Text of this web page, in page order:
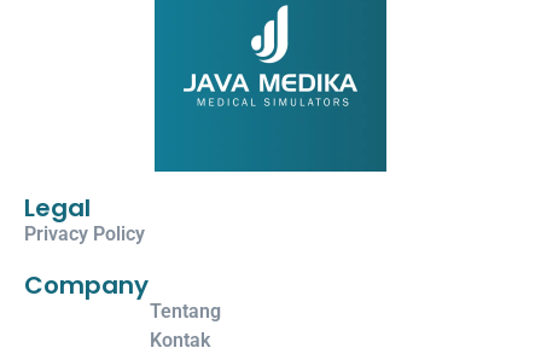
Legal
Privacy Policy
Tentang
Kontak
Company